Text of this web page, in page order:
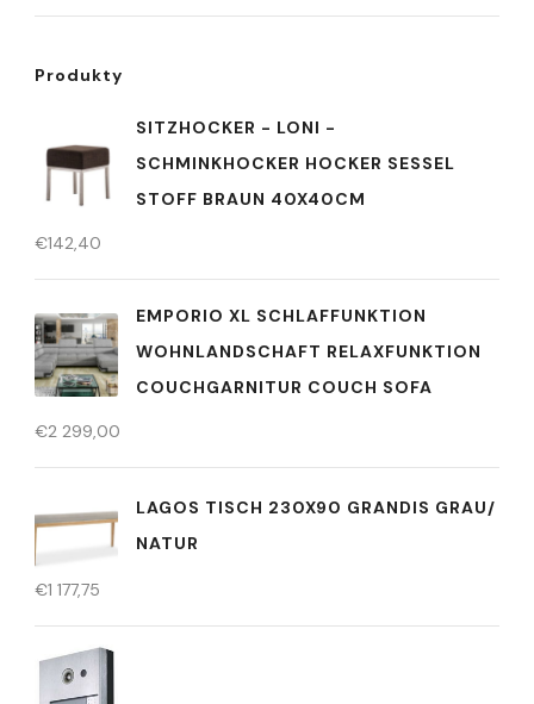
Produkty
SITZHOCKER - LONI -
SCHMINKHOCKER HOCKER SESSEL
STOFF BRAUN 40X40CM
€142,40
EMPORIO XL SCHLAFFUNKTION
WOHNLANDSCHAFT RELAXFUNKTION
COUCHGARNITUR COUCH SOFA
€2 299,00
LAGOS TISCH 230X90 GRANDIS GRAU/
NATUR
€1 177,75